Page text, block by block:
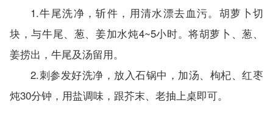
1.牛尾洗净，斩件，用清水漂去血污。胡萝卜切
块，与牛尾、葱、姜加水炖4~5小时。将胡萝卜、葱、
姜捞出，牛尾及汤留用。
2.刺参发好洗净，放入石锅中，加汤、枸杞、红枣
炖30分钟，用盐调味，跟芥末、老抽上桌即可。